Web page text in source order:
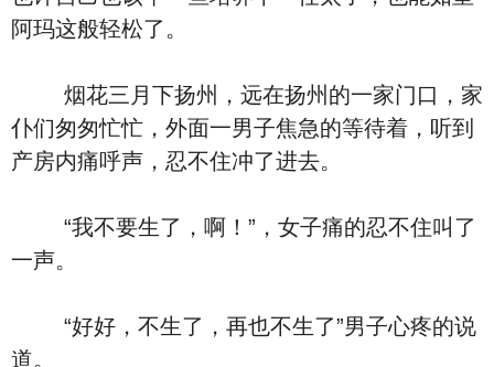
阿玛这般轻松了。
烟花三月下扬州，远在扬州的一家门口，家
仆们匆匆忙忙，外面一男子焦急的等待着，听到
产房内痛呼声，忍不住冲了进去。
“我不要生了，啊！”，女子痛的忍不住叫了
一声。
“好好，不生了，再也不生了”男子心疼的说
道。